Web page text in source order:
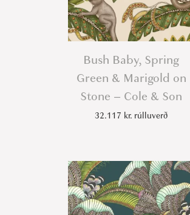
Bush Baby, Spring
Green & Marigold on
Stone – Cole & Son
32.117 kr. rúlluverð